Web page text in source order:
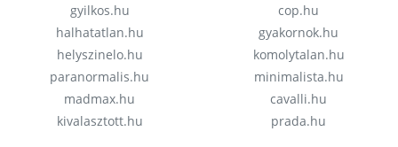
gyilkos.hu
halhatatlan.hu
helyszinelo.hu
paranormalis.hu
madmax.hu
kivalasztott.hu
cop.hu
gyakornok.hu
komolytalan.hu
minimalista.hu
cavalli.hu
prada.hu